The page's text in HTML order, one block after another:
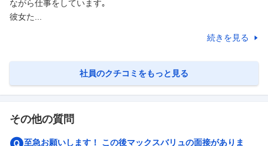
ながら仕事をしています｡
彼女た...
続きを見る
社員のクチコミをもっと見る
その他の質問
至急お願いします！ この後マックスバリュの面接がありま